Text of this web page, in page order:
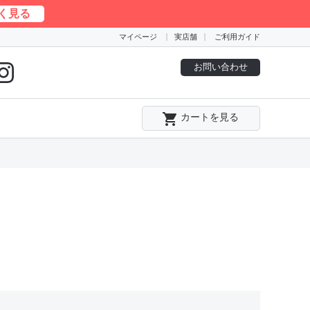
見る
マイページ 実店舗 ご利用ガイド
お問い合わせ
local_grocery_store カートを見る